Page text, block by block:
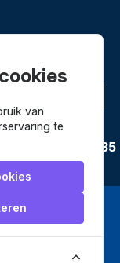
bijWebwinkel
3635
van
te